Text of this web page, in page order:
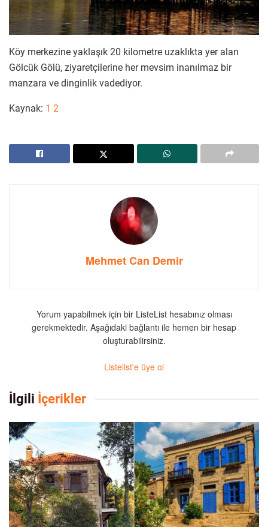
Köy merkezine yaklaşık 20 kilometre uzaklıkta yer alan
Gölcük Gölü, ziyaretçilerine her mevsim inanılmaz bir
manzara ve dinginlik vadediyor.
Kaynak: 1 2
Mehmet Can Demir
Yorum yapabilmek için bir ListeList hesabınız olması
gerekmektedir. Aşağıdaki bağlantı ile hemen bir hesap
oluşturabilirsiniz.
Listelist'e üye ol
İlgili İçerikler